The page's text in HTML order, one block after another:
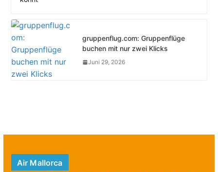
gruppenflug.com: Gruppenflüge
buchen mit nur zwei Klicks
Juni 29, 2026
Air Mallorca